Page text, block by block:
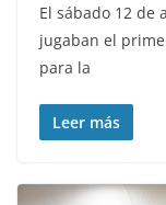
El sábado 12 de
jugaban el
para la
Leer más